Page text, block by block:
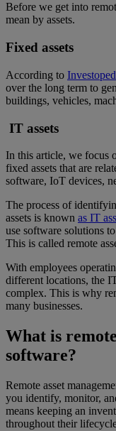
Before we get into
mean by assets.
Fixed assets
According to
over the long term to
buildings, vehicles,
IT assets
In this article, we focus
fixed assets that are
software, IoT devices,
The process of
assets is known as IT
use software solutions
This is called remote
With employees
different locations, the
complex. This is why
many businesses.
What is
software?
Remote asset
you identify, monitor,
means keeping an
throughout their